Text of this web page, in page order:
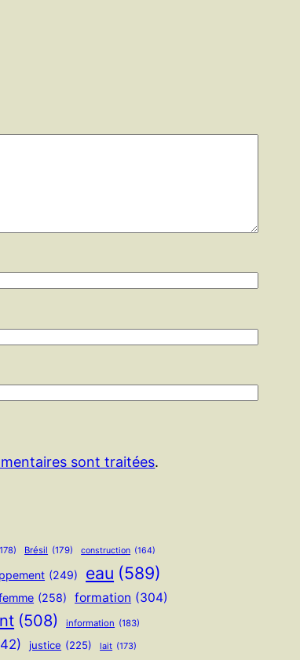
sont traitées.
Brésil (179) construction (164)
(249) eau (589)
(258) formation (304)
(508) information (183)
justice (225) lait (173)